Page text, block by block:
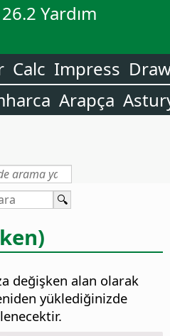
Yardım
Calc Impress
Arapça
değişken alan olarak
yüklediğinizde